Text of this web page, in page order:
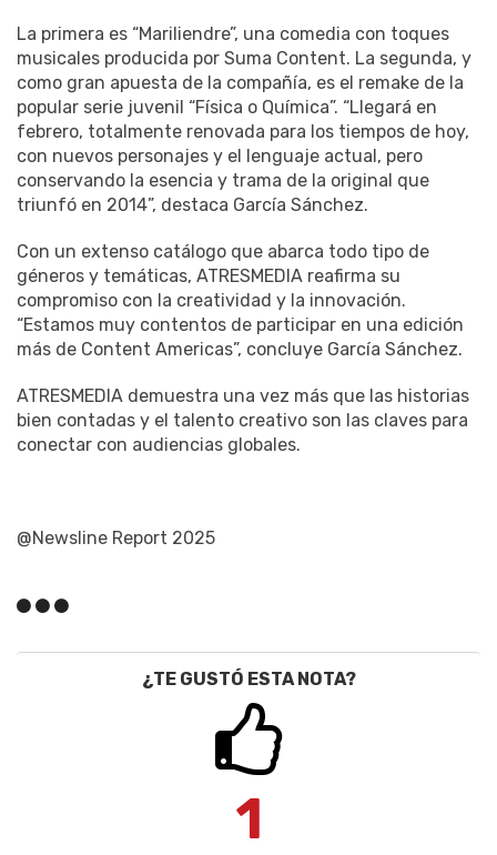
La primera es “Mariliendre”, una comedia con toques
musicales producida por Suma Content. La segunda, y
como gran apuesta de la compañía, es el remake de la
popular serie juvenil “Física o Química”. “Llegará en
febrero, totalmente renovada para los tiempos de hoy,
con nuevos personajes y el lenguaje actual, pero
conservando la esencia y trama de la original que
triunfó en 2014”, destaca García Sánchez.
Con un extenso catálogo que abarca todo tipo de
géneros y temáticas, ATRESMEDIA reafirma su
compromiso con la creatividad y la innovación.
“Estamos muy contentos de participar en una edición
más de Content Americas”, concluye García Sánchez.
ATRESMEDIA demuestra una vez más que las historias
bien contadas y el talento creativo son las claves para
conectar con audiencias globales.
@Newsline Report 2025
¿TE GUSTÓ ESTA NOTA?
1